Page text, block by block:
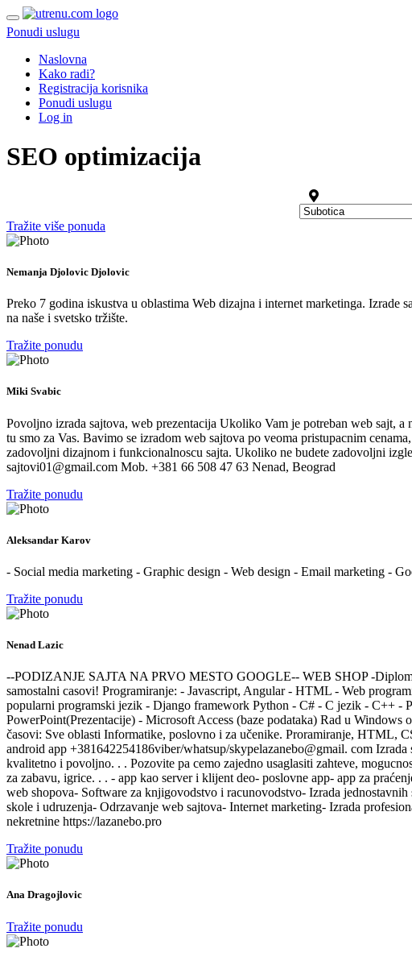
Ponudi uslugu
Naslovna
Kako radi?
Registracija korisnika
Ponudi uslugu
Log in
SEO optimizacija
Tražite više ponuda
Nemanja Djolovic Djolovic
Preko 7 godina iskustva u oblastima Web dizajna i internet marketinga. Izrade
na naše i svetsko tržište.
Tražite ponudu
Miki Svabic
Povoljno izrada sajtova, web prezentacija Ukoliko Vam je potreban web sajt,
tu smo za Vas. Bavimo se izradom web sajtova po veoma pristupacnim
zadovoljni dizajnom i funkcionalnoscu sajta. Ukoliko ne budete zadovoljni
sajtovi01@gmail.com Mob. +381 66 508 47 63 Nenad, Beograd
Tražite ponudu
Aleksandar Karov
- Social media marketing - Graphic design - Web design - Email marketing -
Tražite ponudu
Nenad Lazic
--PODIZANJE SAJTA NA PRVO MESTO GOOGLE-- WEB SHOP -
samostalni casovi! Programiranje: - Javascript, Angular - HTML - Web
popularni programski jezik - Django framework Python - C# - C jezik - C++
PowerPoint(Prezentacije) - Microsoft Access (baze podataka) Rad u
časovi: Sve oblasti Informatike, poslovno i za učenike. Proramiranje, HTML,
android app +381642254186viber/whatsup/skypelazanebo@gmail. com
kvalitetno i povoljno. . . Pozovite pa cemo zajedno usaglasiti zahteve,
za zabavu, igrice. . . - app kao server i klijent deo- poslovne app- app za
web shopova- Software za knjigovodstvo i racunovodstvo- Izrada
skole i udruzenja- Odrzavanje web sajtova- Internet marketing- Izrada
nekretnine https://lazanebo.pro
Tražite ponudu
Ana Dragojlovic
Tražite ponudu